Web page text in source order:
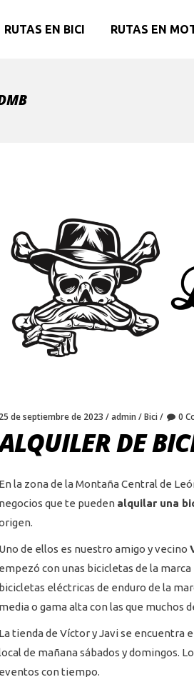
RUTAS EN BICI RUTAS EN
25 de septiembre de 2023 admin Bici 0
DE
En la zona de la Montaña Central de
negocios que te pueden alquilar una
Uno de ellos es nuestro amigo y vecino
empezó con unas bicicletas de la marca
bicicletas eléctricas de enduro de la
media o gama alta con las que muchos
La tienda de Víctor y Javi se encuentra
de mañana sábados y domingos.
eventos con tiempo.